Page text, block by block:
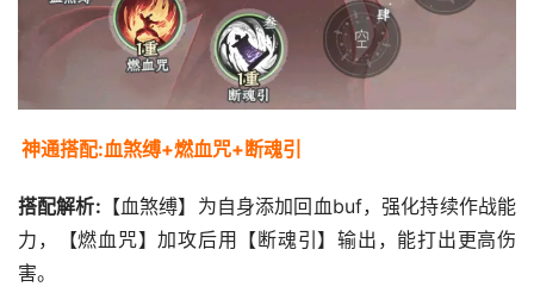
神通搭配:血煞缚+燃血咒+断魂引
搭配解析: 【血煞缚】为自身添加回血buf，强化持续作战能
力，【燃血咒】加攻后用【断魂引】输出，能打出更高伤
害。